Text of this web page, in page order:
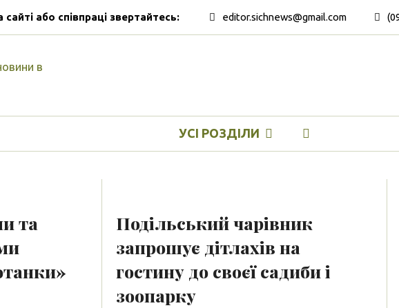
або співпраці звертайтесь: editor.sichnews@gmail.com
УСІ РОЗДІЛИ
та
Подільський чарівник
запрошує дітлахів на
гостину до своєї садиби і
зоопарку